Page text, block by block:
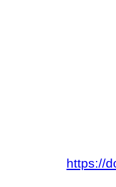
https://